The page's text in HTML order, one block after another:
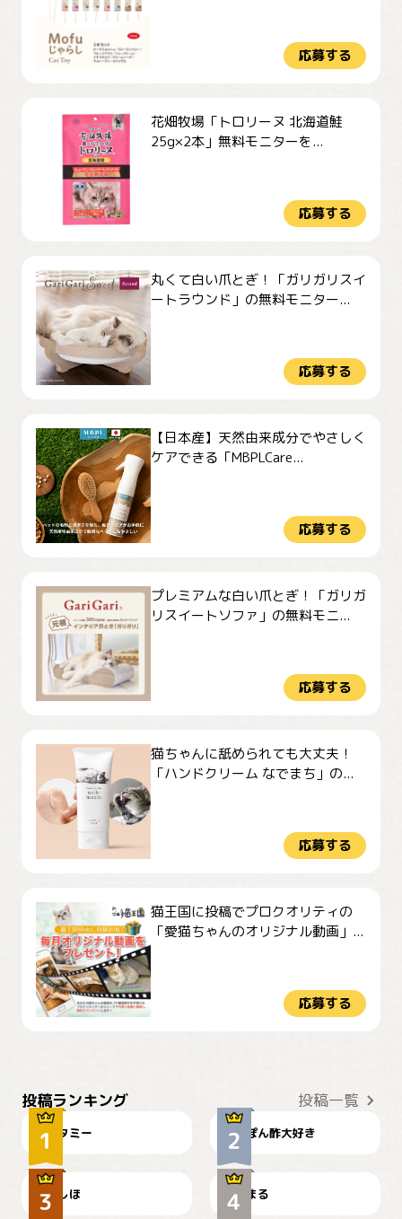
応募する
花畑牧場「トロリーヌ 北海道鮭
25g×2本」無料モニターを...
応募する
丸くて白い爪とぎ！「ガリガリスイ
ートラウンド」の無料モニター...
応募する
【日本産】天然由来成分でやさしく
ケアできる「MBPLCare...
応募する
プレミアムな白い爪とぎ！「ガリガ
リスイートソファ」の無料モニ...
応募する
猫ちゃんに舐められても大丈夫！
「ハンドクリーム なでまち」の...
応募する
猫王国に投稿でプロクオリティの
「愛猫ちゃんのオリジナル動画」...
応募する
投稿ランキング 投稿一覧
タミー ぽん酢大好き
お弁当になりたいにゃ😽
しほ
🤦‍♀️
まる
かわいい毛玉つき 暑い日が続くにゃ